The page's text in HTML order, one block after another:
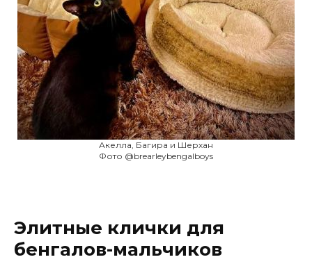
Акелла, Багира и Шерхан
Фото @brearleybengalboys
Элитные клички для
бенгалов-мальчиков